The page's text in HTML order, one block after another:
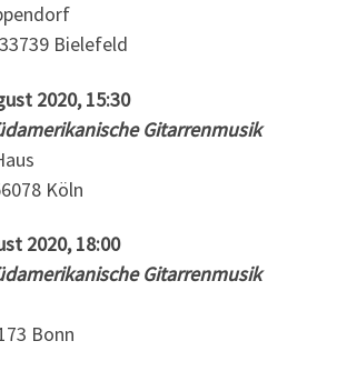
Bielefeld
2020, 15:30
Gitarrenmusik
Köln
2020, 18:00
Gitarrenmusik
Bonn